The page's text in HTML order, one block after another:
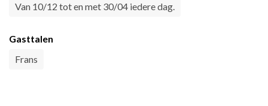
Van 10/12 tot en met 30/04 iedere dag.
Gasttalen
Frans